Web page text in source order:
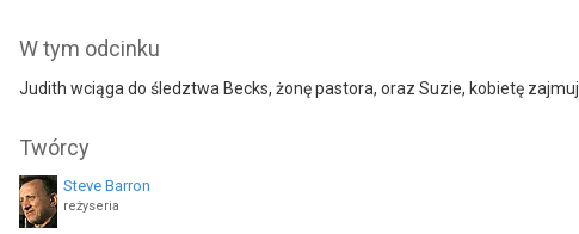
W tym odcinku
Judith wciąga do śledztwa Becks, żonę pastora, oraz Suzie, kobietę
Twórcy
Steve Barron
reżyseria